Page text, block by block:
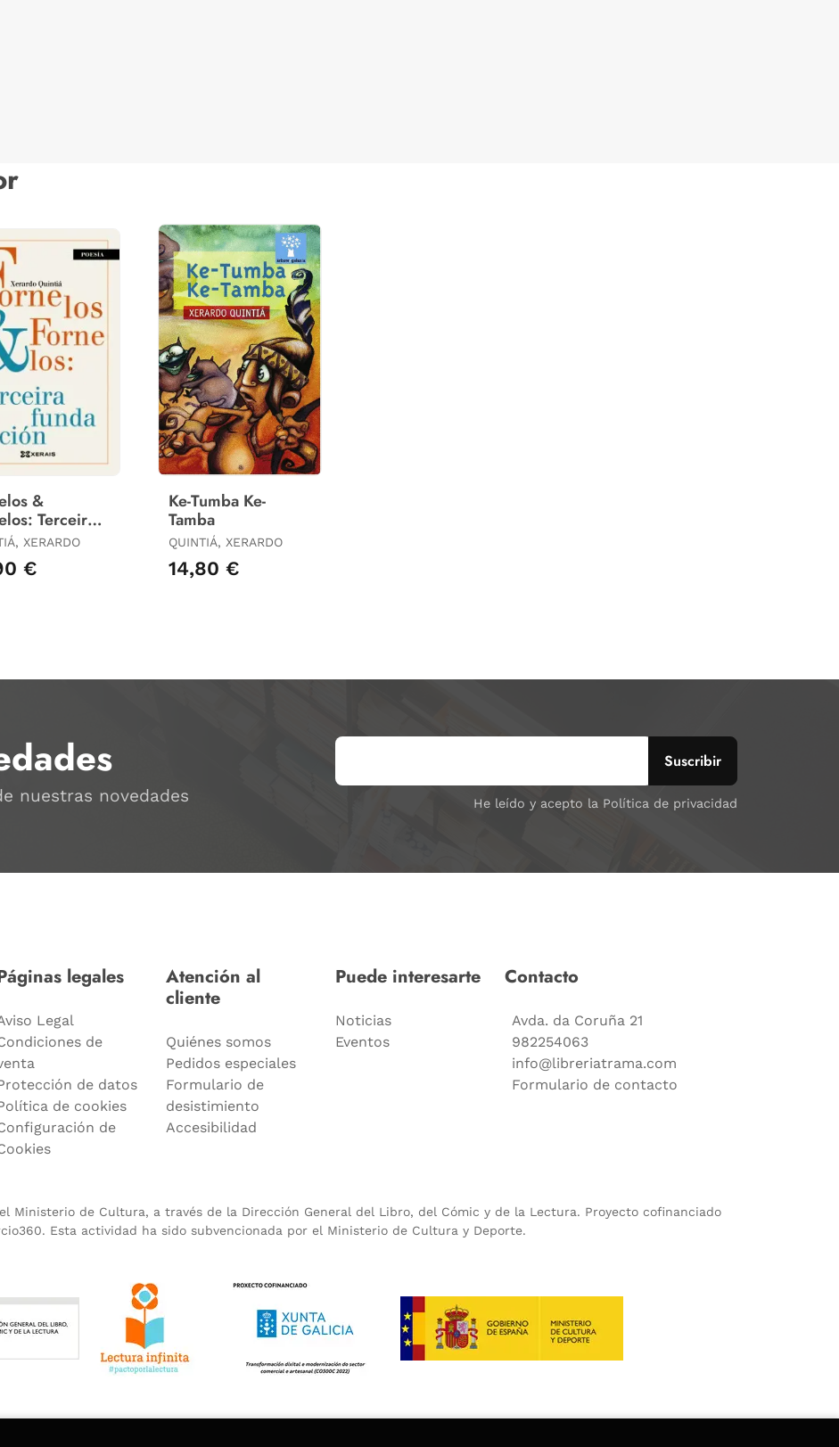
&
Terceira
XERARDO
€
Ke-Tumba Ke-
Tamba
QUINTIÁ, XERARDO
14,80 €
nuestras novedades He leído y acepto la Política de privacidad
legales
Legal
de
de datos
de cookies
de
Atención al
cliente
Quiénes somos
Pedidos especiales
Formulario de
desistimiento
Accesibilidad
Puede interesarte
Noticias
Eventos
Contacto
Avda. da Coruña 21
982254063
info@libreriatrama.com
Formulario de contacto
Ministerio de Cultura, a través de la Dirección General del Libro, del Cómic y de la Lectura. Proyecto cofinanciado
Esta actividad ha sido subvencionada por el Ministerio de Cultura y Deporte.